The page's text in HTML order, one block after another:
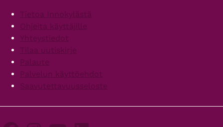
FooterTietoa Innokylästä
Ohjeita käyttäjille
Yhteystiedot
Tilaa uutiskirje
Palaute
Palvelun käyttöehdot
Saavutettavuusseloste